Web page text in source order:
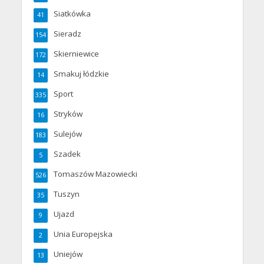
Siatkówka
41
Sieradz
154
Skierniewice
172
Smakuj łódzkie
14
Sport
335
Stryków
16
Sulejów
183
Szadek
5
Tomaszów Mazowiecki
526
Tuszyn
35
Ujazd
9
Unia Europejska
2
Uniejów
13